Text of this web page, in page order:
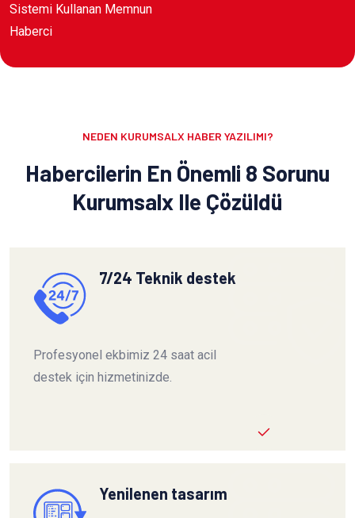
Sistemi Kullanan Memnun
Haberci
NEDEN KURUMSALX HABER YAZILIMI?
Habercilerin En Önemli 8 Sorunu
Kurumsalx Ile Çözüldü
7/24 Teknik destek
Profesyonel ekbimiz 24 saat acil
destek için hizmetinizde.
Yenilenen tasarım